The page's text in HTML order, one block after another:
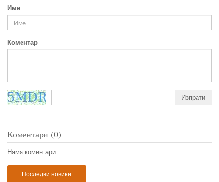
Име
Коментар
Коментари (0)
Няма коментари
Последни новини